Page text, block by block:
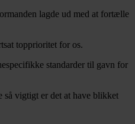
lagde ud med at fortælle
topprioritet for os.
standarder til gavn for
så vigtigt er det at have blikket